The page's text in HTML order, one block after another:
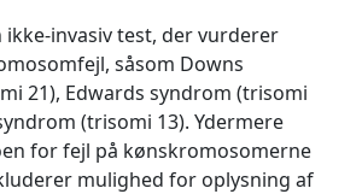
ikke-invasiv test, der vurderer
såsom Downs
21), Edwards syndrom (trisomi
(trisomi 13). Ydermere
for fejl på kønskromosomerne
mulighed for oplysning af